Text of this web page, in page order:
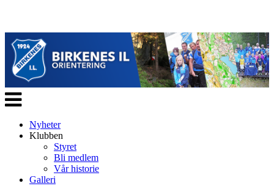
Veksle
navigasjon
Nyheter
Klubben
Styret
Bli medlem
Vår historie
Galleri